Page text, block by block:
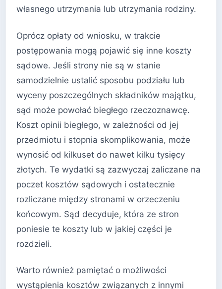
własnego utrzymania lub utrzymania rodziny.
Oprócz opłaty od wniosku, w trakcie
postępowania mogą pojawić się inne koszty
sądowe. Jeśli strony nie są w stanie
samodzielnie ustalić sposobu podziału lub
wyceny poszczególnych składników majątku,
sąd może powołać biegłego rzeczoznawcę.
Koszt opinii biegłego, w zależności od jej
przedmiotu i stopnia skomplikowania, może
wynosić od kilkuset do nawet kilku tysięcy
złotych. Te wydatki są zazwyczaj zaliczane na
poczet kosztów sądowych i ostatecznie
rozliczane między stronami w orzeczeniu
końcowym. Sąd decyduje, która ze stron
poniesie te koszty lub w jakiej części je
rozdzieli.
Warto również pamiętać o możliwości
wystąpienia kosztów związanych z innymi